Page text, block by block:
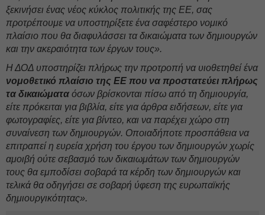
ξεκινήσει ένας νέος κύκλος πολιτικής της ΕΕ, σας
προτρέπουμε να υποστηρίξετε ένα σαφέστερο νομικό
πλαίσιο που θα διαφυλάσσει τα δικαιώματα των δημιουργών
και την ακεραιότητα των έργων τους».
Η ΔΟΔ υποστηρίζει πλήρως την προτροπή να υιοθετηθεί ένα
νομοθετικό πλαίσιο της ΕΕ που να προστατεύει πλήρως
τα δικαιώματα όσων βρίσκονται πίσω από τη δημιουργία,
είτε πρόκειται για βιβλία, είτε για άρθρα ειδήσεων, είτε για
φωτογραφίες, είτε για βίντεο, και να παρέχει χώρο στη
συναίνεση των δημιουργών. Οποιαδήποτε προσπάθεια να
επιτραπεί η ευρεία χρήση του έργου των δημιουργών χωρίς
αμοιβή ούτε σεβασμό των δικαιωμάτων των δημιουργών
τους θα εμποδίσει σοβαρά τα κέρδη των δημιουργών και
τελικά θα οδηγήσει σε σοβαρή ύφεση της ευρωπαϊκής
δημιουργικότητας».